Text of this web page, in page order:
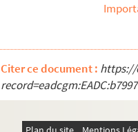
Citer ce document : https://